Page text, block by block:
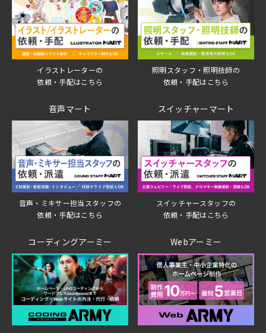
イラストレーターの
依頼・手配はこちら
照明スタッフ・照明技師の
依頼・手配はこちら
音声マート
音声・ミキサー担当スタッフの
依頼・手配はこちら
スイッチャーマート
スイッチャースタッフの
依頼・手配はこちら
コーディングアーミー Webアーミー